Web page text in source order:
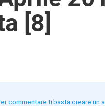
[8]
commentare ti basta creare un